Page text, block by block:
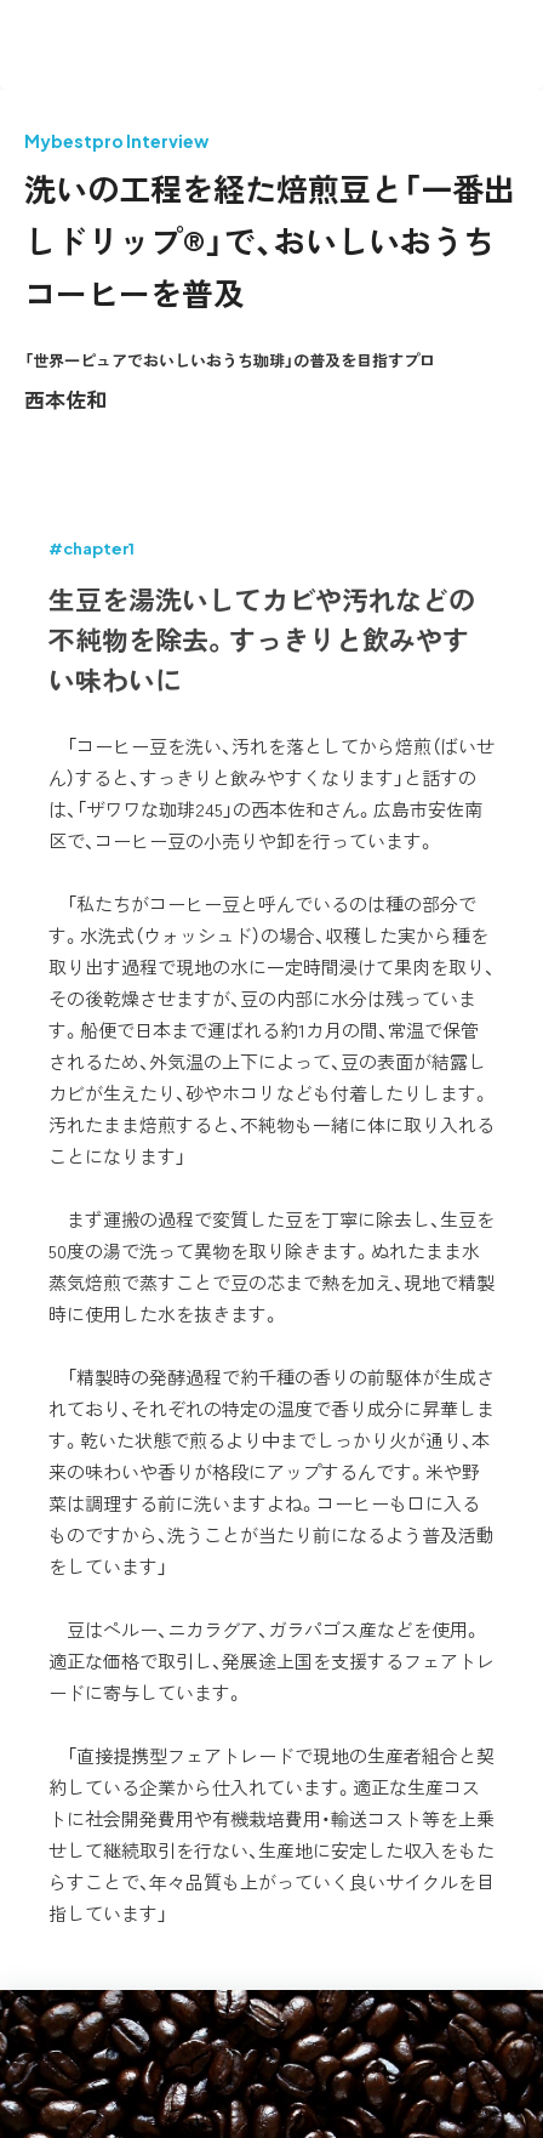
Mybestpro Interview
洗いの工程を経た焙煎豆と「一番出
しドリップ®」で、おいしいおうち
コーヒーを普及
「世界一ピュアでおいしいおうち珈琲」の普及を目指すプロ
西本佐和
#chapter1
生豆を湯洗いしてカビや汚れなどの
不純物を除去。すっきりと飲みやす
い味わいに
「コーヒー豆を洗い、汚れを落としてから焙煎（ばいせ
ん）すると、すっきりと飲みやすくなります」と話すの
は、「ザワワな珈琲245」の西本佐和さん。広島市安佐南
区で、コーヒー豆の小売りや卸を行っています。
「私たちがコーヒー豆と呼んでいるのは種の部分で
す。水洗式（ウォッシュド）の場合、収穫した実から種を
取り出す過程で現地の水に一定時間浸けて果肉を取り、
その後乾燥させますが、豆の内部に水分は残っていま
す。船便で日本まで運ばれる約1カ月の間、常温で保管
されるため、外気温の上下によって、豆の表面が結露し
カビが生えたり、砂やホコリなども付着したりします。
汚れたまま焙煎すると、不純物も一緒に体に取り入れる
ことになります」
まず運搬の過程で変質した豆を丁寧に除去し、生豆を
50度の湯で洗って異物を取り除きます。ぬれたまま水
蒸気焙煎で蒸すことで豆の芯まで熱を加え、現地で精製
時に使用した水を抜きます。
「精製時の発酵過程で約千種の香りの前駆体が生成さ
れており、それぞれの特定の温度で香り成分に昇華しま
す。乾いた状態で煎るより中までしっかり火が通り、本
来の味わいや香りが格段にアップするんです。米や野
菜は調理する前に洗いますよね。コーヒーも口に入る
ものですから、洗うことが当たり前になるよう普及活動
をしています」
豆はペルー、ニカラグア、ガラパゴス産などを使用。
適正な価格で取引し、発展途上国を支援するフェアトレ
ードに寄与しています。
「直接提携型フェアトレードで現地の生産者組合と契
約している企業から仕入れています。適正な生産コス
トに社会開発費用や有機栽培費用・輸送コスト等を上乗
せして継続取引を行ない、生産地に安定した収入をもた
らすことで、年々品質も上がっていく良いサイクルを目
指しています」